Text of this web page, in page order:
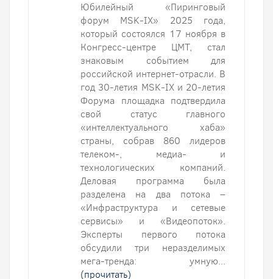
Юбилейный «Пиринговый
форум MSK-IX» 2025 года,
который состоялся 17 ноября в
Конгресс-центре ЦМТ, стал
знаковым событием для
российской интернет-отрасли. В
год 30-летия MSK-IX и 20-летия
Форума площадка подтвердила
свой статус главного
«интеллектуального хаба»
страны, собрав 860 лидеров
телеком-, медиа- и
технологических компаний.
Деловая программа была
разделена на два потока –
«Инфраструктура и сетевые
сервисы» и «Видеопоток».
Эксперты первого потока
обсудили три неразделимых
мега-тренда: умную...
(прочитать)